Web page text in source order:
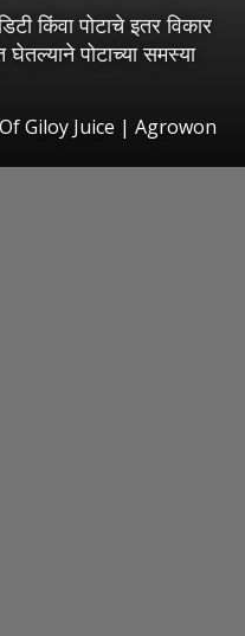
किंवा पोटाचे इतर विकार
पोटाच्या समस्या
Giloy Juice | Agrowon